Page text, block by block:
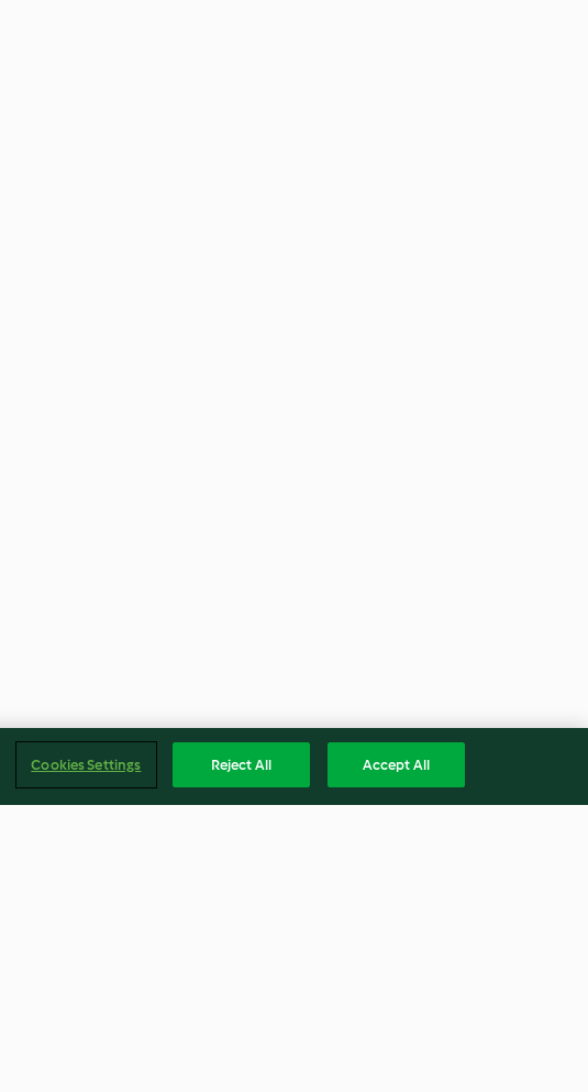
Cookies Settings Reject All Accept All